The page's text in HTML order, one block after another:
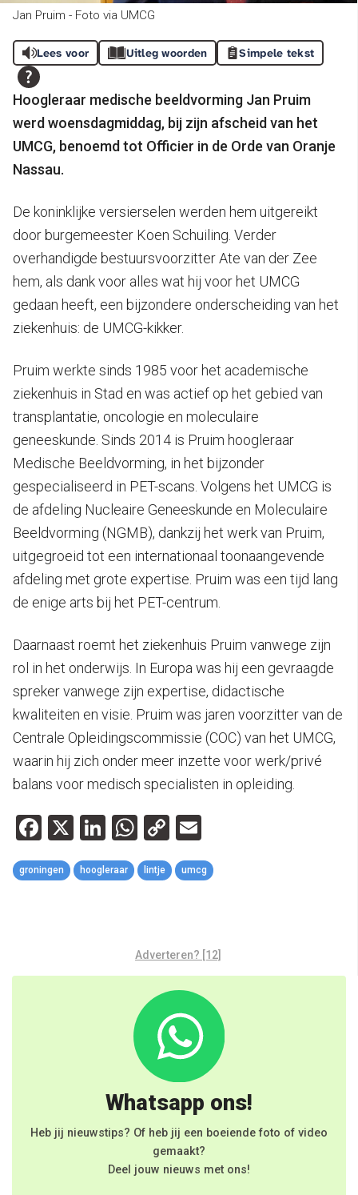
Jan Pruim - Foto via UMCG
Lees voor Uitleg woorden Simpele tekst
Hoogleraar medische beeldvorming Jan Pruim
werd woensdagmiddag, bij zijn afscheid van het
UMCG, benoemd tot Officier in de Orde van Oranje
Nassau.
De koninklijke versierselen werden hem uitgereikt
door burgemeester Koen Schuiling. Verder
overhandigde bestuursvoorzitter Ate van der Zee
hem, als dank voor alles wat hij voor het UMCG
gedaan heeft, een bijzondere onderscheiding van het
ziekenhuis: de UMCG-kikker.
Pruim werkte sinds 1985 voor het academische
ziekenhuis in Stad en was actief op het gebied van
transplantatie, oncologie en moleculaire
geneeskunde. Sinds 2014 is Pruim hoogleraar
Medische Beeldvorming, in het bijzonder
gespecialiseerd in PET-scans. Volgens het UMCG is
de afdeling Nucleaire Geneeskunde en Moleculaire
Beeldvorming (NGMB), dankzij het werk van Pruim,
uitgegroeid tot een internationaal toonaangevende
afdeling met grote expertise. Pruim was een tijd lang
de enige arts bij het PET-centrum.
Daarnaast roemt het ziekenhuis Pruim vanwege zijn
rol in het onderwijs. In Europa was hij een gevraagde
spreker vanwege zijn expertise, didactische
kwaliteiten en visie. Pruim was jaren voorzitter van de
Centrale Opleidingscommissie (COC) van het UMCG,
waarin hij zich onder meer inzette voor werk/privé
balans voor medisch specialisten in opleiding.
Facebook
X LinkedIn
WhatsApp
Copy
Link
groningen hoogleraar lintje umcg
Adverteren? [12]
Whatsapp ons!
Heb jij nieuwstips? Of heb jij een boeiende foto of video
gemaakt?
Deel jouw nieuws met ons!